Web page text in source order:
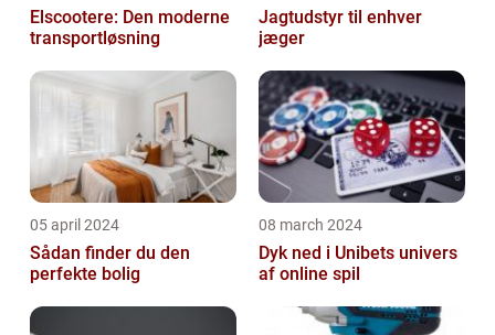
Elscootere: Den moderne
transportløsning
Jagtudstyr til enhver
jæger
05 april 2024
Sådan finder du den
perfekte bolig
08 march 2024
Dyk ned i Unibets univers
af online spil